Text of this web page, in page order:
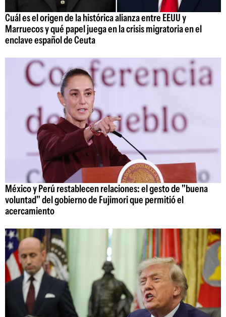
Cuál es el origen de la histórica alianza entre EEUU y
Marruecos y qué papel juega en la crisis migratoria en el
enclave español de Ceuta
México y Perú restablecen relaciones: el gesto de "buena
voluntad" del gobierno de Fujimori que permitió el
acercamiento